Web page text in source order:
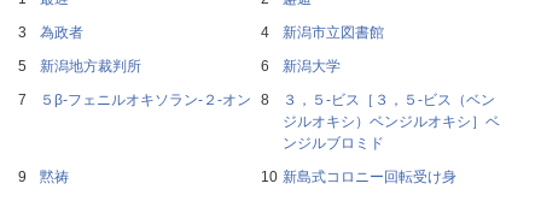
為政者
新潟市立図書館
新潟地方裁判所
新潟大学
５β‐フェニルオキソラン‐２‐オン
３，５‐ビス［３，５‐ビス（ベン
ジルオキシ）ベンジルオキシ］ベ
ンジルブロミド
黙祷
新島式コロニー回転受け身